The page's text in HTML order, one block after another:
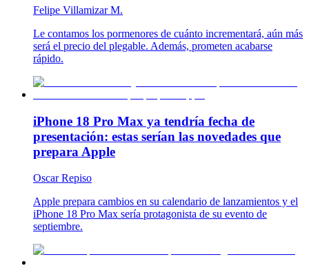
Felipe Villamizar M.
Le contamos los pormenores de cuánto incrementará, aún más
será el precio del plegable. Además, prometen acabarse
rápido.
iPhone 18 Pro Max ya tendría fecha de
presentación: estas serían las novedades que
prepara Apple
Oscar Repiso
Apple prepara cambios en su calendario de lanzamientos y el
iPhone 18 Pro Max sería protagonista de su evento de
septiembre.